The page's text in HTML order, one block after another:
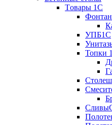
Tовары 1C
УПБ1С
Топки